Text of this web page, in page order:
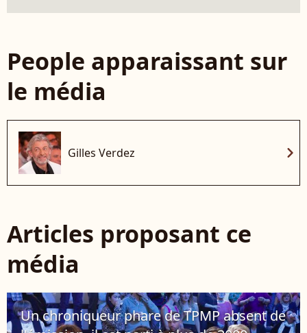
People apparaissant sur
le média
Gilles Verdez chevron_right
Articles proposant ce
média
Un chroniqueur phare de TPMP absent de